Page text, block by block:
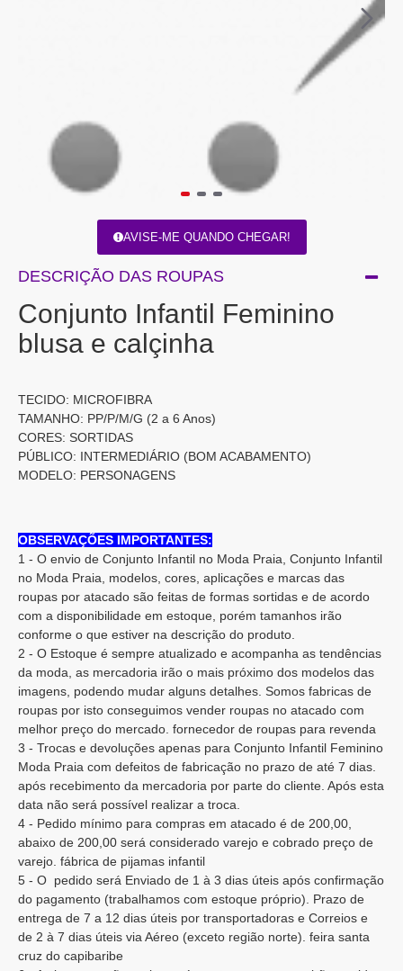
AVISE-ME QUANDO CHEGAR!
DESCRIÇÃO DAS ROUPAS
Conjunto Infantil Feminino
blusa e calçinha
TECIDO: MICROFIBRA
TAMANHO: PP/P/M/G (2 a 6 Anos)
CORES: SORTIDAS
PÚBLICO: INTERMEDIÁRIO (BOM ACABAMENTO)
MODELO: PERSONAGENS
OBSERVAÇÕES IMPORTANTES:
1 - O envio de Conjunto Infantil no Moda Praia, Conjunto Infantil
no Moda Praia, modelos, cores, aplicações e marcas das
roupas por atacado são feitas de formas sortidas e de acordo
com a disponibilidade em estoque, porém tamanhos irão
conforme o que estiver na descrição do produto.
2 - O Estoque é sempre atualizado e acompanha as tendências
da moda, as mercadoria irão o mais próximo dos modelos das
imagens, podendo mudar alguns detalhes. Somos fabricas de
roupas por isto conseguimos vender roupas no atacado com
melhor preço do mercado. fornecedor de roupas para revenda
3 - Trocas e devoluções apenas para Conjunto Infantil Feminino
Moda Praia com defeitos de fabricação no prazo de até 7 dias.
após recebimento da mercadoria por parte do cliente. Após esta
data não será possível realizar a troca.
4 - Pedido mínimo para compras em atacado é de 200,00,
abaixo de 200,00 será considerado varejo e cobrado preço de
varejo. fábrica de pijamas infantil
5 - O pedido será Enviado de 1 à 3 dias úteis após confirmação
do pagamento (trabalhamos com estoque próprio). Prazo de
entrega de 7 a 12 dias úteis por transportadoras e Correios e
de 2 à 7 dias úteis via Aéreo (exceto região norte). feira santa
cruz do capibaribe